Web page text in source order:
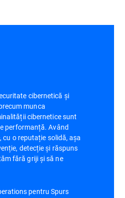
cibernetică și
munca
cibernetice sunt
performanță. Având
o reputație solidă, așa
detecție și răspuns
fără griji și să ne
pentru Spurs